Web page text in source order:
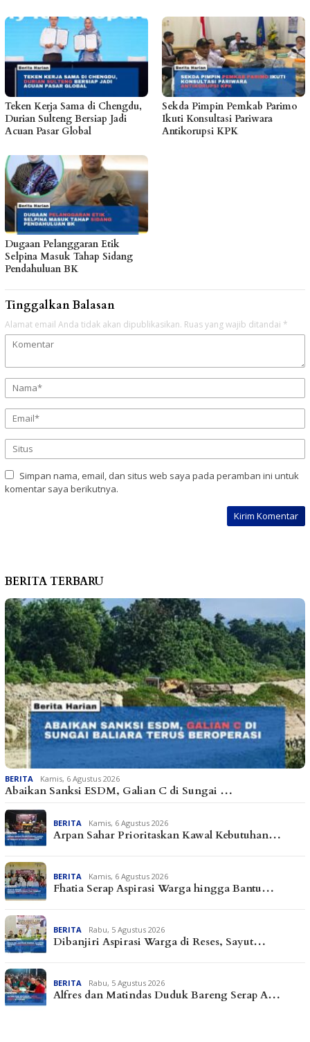
Teken Kerja Sama di Chengdu,
Durian Sulteng Bersiap Jadi
Acuan Pasar Global
Sekda Pimpin Pemkab Parimo
Ikuti Konsultasi Pariwara
Antikorupsi KPK
Dugaan Pelanggaran Etik
Selpina Masuk Tahap Sidang
Pendahuluan BK
Tinggalkan Balasan
Alamat email Anda tidak akan dipublikasikan. Ruas yang wajib ditandai *
Simpan nama, email, dan situs web saya pada peramban ini untuk
komentar saya berikutnya.
BERITA TERBARU
BERITA Kamis, 6 Agustus 2026
Abaikan Sanksi ESDM, Galian C di Sungai …
BERITA Kamis, 6 Agustus 2026
Arpan Sahar Prioritaskan Kawal Kebutuhan…
BERITA Kamis, 6 Agustus 2026
Fhatia Serap Aspirasi Warga hingga Bantu…
BERITA Rabu, 5 Agustus 2026
Dibanjiri Aspirasi Warga di Reses, Sayut…
BERITA Rabu, 5 Agustus 2026
Alfres dan Matindas Duduk Bareng Serap A…